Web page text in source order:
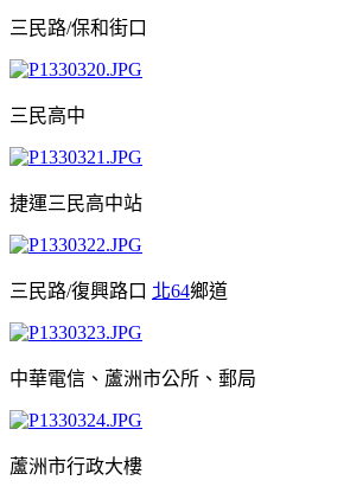
三民路/保和街口
三民高中
捷運三民高中站
三民路/復興路口 北64鄉道
中華電信、蘆洲市公所、郵局
蘆洲市行政大樓